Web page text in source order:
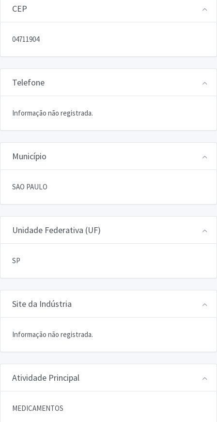
CEP
04711904
Telefone
Informação não registrada.
Município
SAO PAULO
Unidade Federativa (UF)
SP
Site da Indústria
Informação não registrada.
Atividade Principal
MEDICAMENTOS